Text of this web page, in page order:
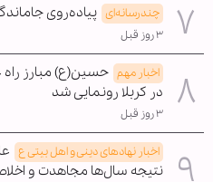
چندرسانه‌ای پیاده‌روی
۳ روز قبل
اخبار مهم حسین(ع) مبارز
در کربلا رونمایی شد
۳ روز قبل
اخبار نهادهای دینی و اهل بیتی ع
نتیجه سال‌ها مجاهدت و